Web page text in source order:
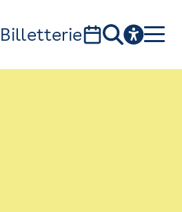
Billetterie